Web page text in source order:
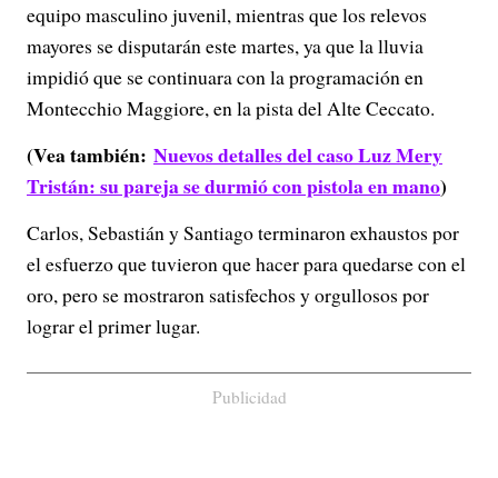
equipo masculino juvenil, mientras que los relevos
mayores se disputarán este martes, ya que la lluvia
impidió que se continuara con la programación en
Montecchio Maggiore, en la pista del Alte Ceccato.
(Vea también: Nuevos detalles del caso Luz Mery
Tristán: su pareja se durmió con pistola en mano)
Carlos, Sebastián y Santiago terminaron exhaustos por
el esfuerzo que tuvieron que hacer para quedarse con el
oro, pero se mostraron satisfechos y orgullosos por
lograr el primer lugar.
Publicidad